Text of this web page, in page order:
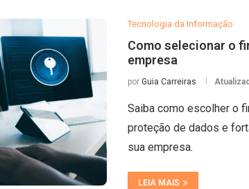
Tecnologia da Informação
Como selecionar o
empresa
por Guia Carreiras
Saiba como escolher o
proteção de dados e
sua empresa.
LEIA MAIS